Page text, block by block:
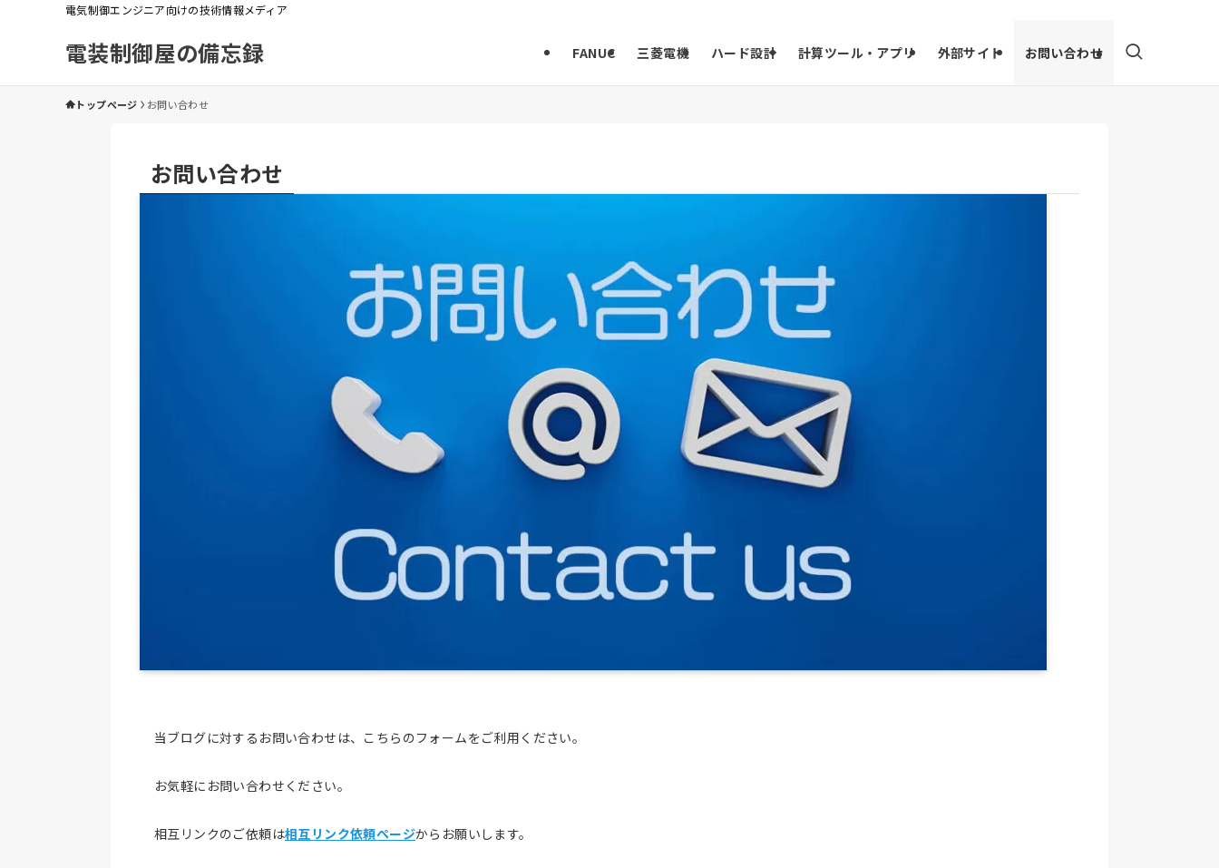
電気制御エンジニア向けの技術情報メディア
電装制御屋の備忘録 FANUC 三菱電機 ハード設計 計算ツール・アプリ 外部サイト お問い合わせ
トップページ お問い合わせ
お問い合わせ
当ブログに対するお問い合わせは、こちらのフォームをご利用ください。
お気軽にお問い合わせください。
相互リンクのご依頼は相互リンク依頼ページからお願いします。